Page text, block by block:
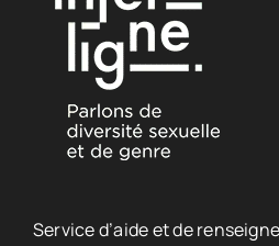
Service d’aide et de